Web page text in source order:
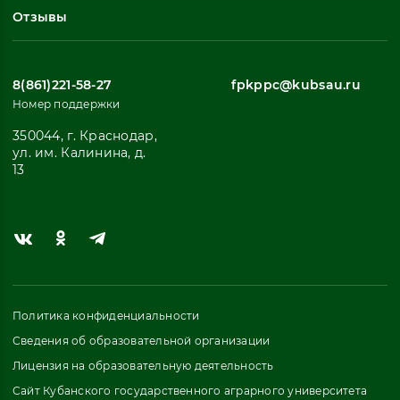
Отзывы
8(861)221-58-27
Номер поддержки
fpkppc@kubsau.ru
350044, г. Краснодар,
ул. им. Калинина, д.
13
Политика конфиденциальности
Сведения об образовательной организации
Лицензия на образовательную деятельность
Сайт Кубанского государственного аграрного университета